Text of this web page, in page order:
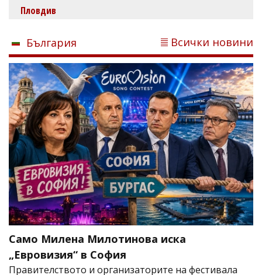
Пловдив
България Всички новини
Само Милена Милотинова иска
„Евровизия“ в София
Правителството и организаторите на фестивала